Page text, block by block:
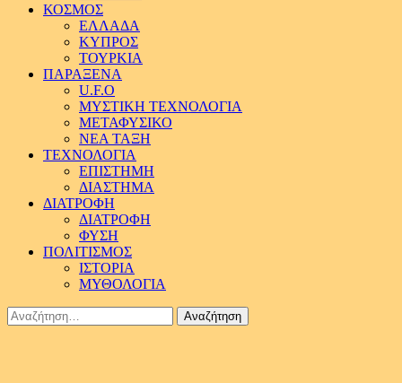
ΚΟΣΜΟΣ
ΕΛΛΑΔΑ
ΚΥΠΡΟΣ
ΤΟΥΡΚΙΑ
ΠΑΡΑΞΕΝΑ
U.F.O
ΜΥΣΤΙΚΗ ΤΕΧΝΟΛΟΓΙΑ
ΜΕΤΑΦΥΣΙΚΟ
ΝΕΑ ΤΑΞΗ
ΤΕΧΝΟΛΟΓΙΑ
ΕΠΙΣΤΗΜΗ
ΔΙΑΣΤΗΜΑ
ΔΙΑΤΡΟΦΗ
ΔΙΑΤΡΟΦΗ
ΦΥΣΗ
ΠΟΛΙΤΙΣΜΟΣ
ΙΣΤΟΡΙΑ
ΜΥΘΟΛΟΓΙΑ
Αναζήτηση
για: